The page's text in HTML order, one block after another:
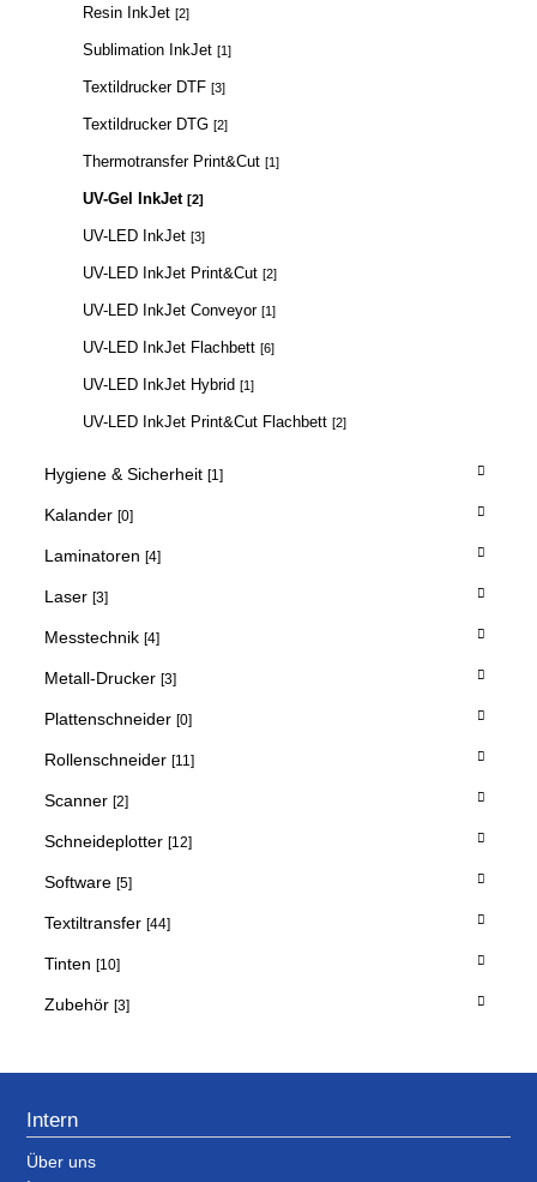
Resin InkJet [2]
Sublimation InkJet [1]
Textildrucker DTF [3]
Textildrucker DTG [2]
Thermotransfer Print&Cut [1]
UV-Gel InkJet [2]
UV-LED InkJet [3]
UV-LED InkJet Print&Cut [2]
UV-LED InkJet Conveyor [1]
UV-LED InkJet Flachbett [6]
UV-LED InkJet Hybrid [1]
UV-LED InkJet Print&Cut Flachbett [2]
Hygiene & Sicherheit [1]
Kalander [0]
Laminatoren [4]
Laser [3]
Messtechnik [4]
Metall-Drucker [3]
Plattenschneider [0]
Rollenschneider [11]
Scanner [2]
Schneideplotter [12]
Software [5]
Textiltransfer [44]
Tinten [10]
Zubehör [3]
Intern
Über uns